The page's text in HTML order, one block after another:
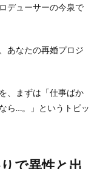
デューサーの今泉で
あなたの再婚プロジ
、まずは「仕事ばか
ら…。」というトピッ
で異性と出